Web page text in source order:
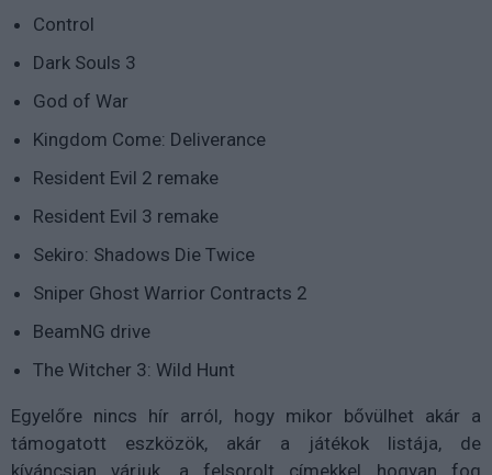
Control
Dark Souls 3
God of War
Kingdom Come: Deliverance
Resident Evil 2 remake
Resident Evil 3 remake
Sekiro: Shadows Die Twice
Sniper Ghost Warrior Contracts 2
BeamNG drive
The Witcher 3: Wild Hunt
Egyelőre nincs hír arról, hogy mikor bővülhet akár a
támogatott eszközök, akár a játékok listája, de